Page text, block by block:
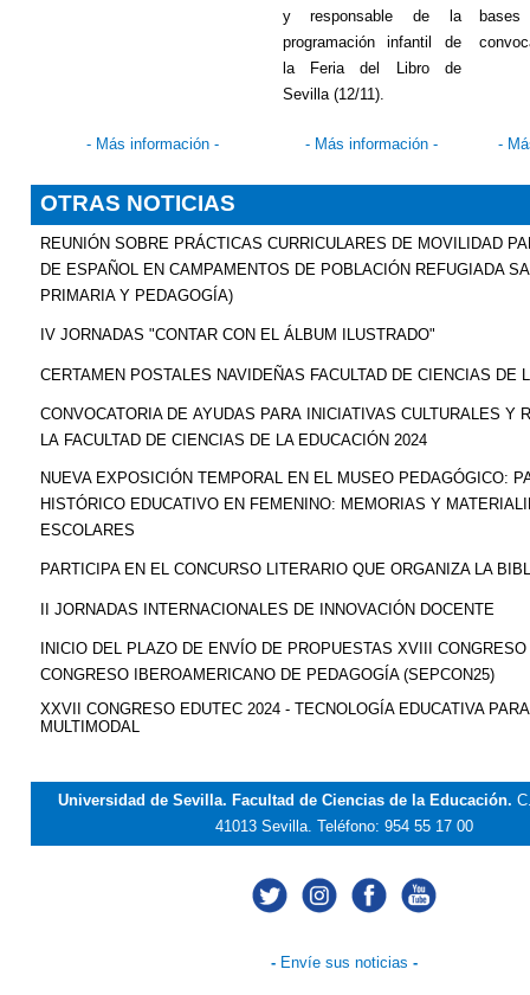
y responsable de la
programación infantil de
la Feria del Libro de
Sevilla (12/11).
- Más información - - Más información - -
OTRAS NOTICIAS
REUNIÓN SOBRE PRÁCTICAS CURRICULARES DE MOVILIDAD
DE ESPAÑOL EN CAMPAMENTOS DE POBLACIÓN REFUGIADA
PRIMARIA Y PEDAGOGÍA)
IV JORNADAS "CONTAR CON EL ÁLBUM ILUSTRADO"
CERTAMEN POSTALES NAVIDEÑAS FACULTAD DE CIENCIAS DE
CONVOCATORIA DE AYUDAS PARA INICIATIVAS CULTURALES Y
LA FACULTAD DE CIENCIAS DE LA EDUCACIÓN 2024
NUEVA EXPOSICIÓN TEMPORAL EN EL MUSEO PEDAGÓGICO:
HISTÓRICO EDUCATIVO EN FEMENINO: MEMORIAS Y
ESCOLARES
PARTICIPA EN EL CONCURSO LITERARIO QUE ORGANIZA LA
II JORNADAS INTERNACIONALES DE INNOVACIÓN DOCENTE
INICIO DEL PLAZO DE ENVÍO DE PROPUESTAS XVIII
CONGRESO IBEROAMERICANO DE PEDAGOGÍA (SEPCON25)
XXVII CONGRESO EDUTEC 2024 - TECNOLOGÍA EDUCATIVA
MULTIMODAL
Universidad de Sevilla. Facultad de Ciencias de la Educación.
41013 Sevilla.Teléfono: 954 55 17 00
- Envíe sus noticias -